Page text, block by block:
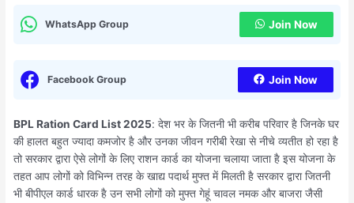
WhatsApp Group Join Now
Facebook Group Join Now
BPL Ration Card List 2025: देश भर के जितनी भी करीब परिवार है जिनके घर
की हालत बहुत ज्यादा कमजोर है और उनका जीवन गरीबी रेखा से नीचे व्यतीत हो रहा है
तो सरकार द्वारा ऐसे लोगों के लिए राशन कार्ड का योजना चलाया जाता है इस योजना के
तहत आप लोगों को विभिन्न तरह के खाद्य पदार्थ मुफ्त में मिलती है सरकार द्वारा जितनी
भी बीपीएल कार्ड धारक है उन सभी लोगों को मुफ्त गेहूं चावल नमक और बाजरा जैसी